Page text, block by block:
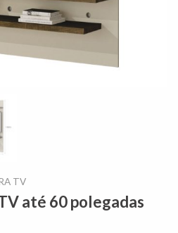
TV
até 60 polegadas